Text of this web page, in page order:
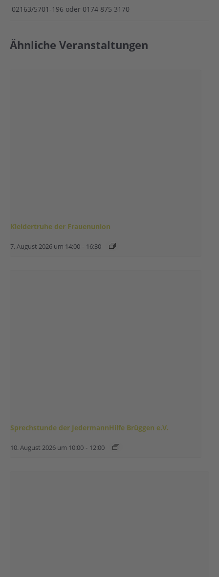
02163/5701-196 oder 0174 875 3170
Ähnliche Veranstaltungen
Kleidertruhe der Frauenunion
7. August 2026 um 14:00 - 16:30
Sprechstunde der JedermannHilfe Brüggen e.V.
10. August 2026 um 10:00 - 12:00